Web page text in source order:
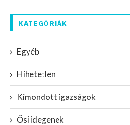
KATEGÓRIÁK
Egyéb
Hihetetlen
Kimondott igazságok
Ősi idegenek